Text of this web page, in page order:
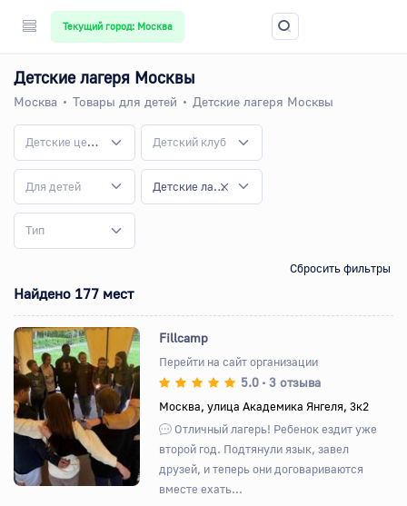
Текущий город: Москва
Детские лагеря Москвы
Москва Товары для детей Детские лагеря Москвы
Детские центры Детский клуб
Для детей Детские лагеря
Тип
Сбросить фильтры
Найдено 177 мест
Назад Вперед
Fillcamp
Перейти на сайт организации
5.0 • 3 отзыва
Москва, улица Академика Янгеля, 3к2
Отличный лагерь! Ребенок ездит уже
второй год. Подтянули язык, завел
друзей, и теперь они договариваются
вместе ехать...